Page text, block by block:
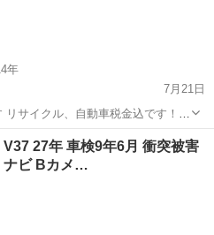
年
7月21日
サイクル、自動車税金込です！
ない、調べれば分かることやくだ
はコメント、連絡してこないでく
他 車両
V37 27年 車検9年6月 衝突被害
ナビ Bカメ…